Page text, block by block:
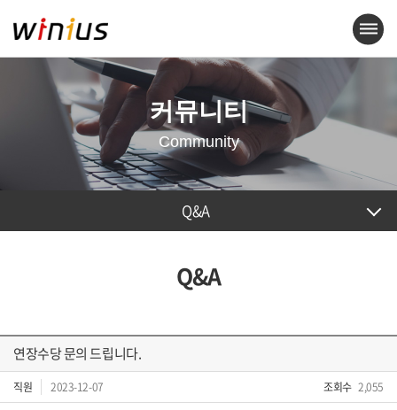
커뮤니티
Community
Q&A
Q&A
연장수당 문의 드립니다.
직원 2023-12-07 조회수 2,055